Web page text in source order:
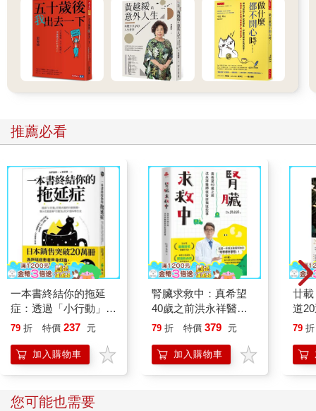
還是對於放下或者堅持
訴說得太少──
夏天還沒真正開始
而紫羅蘭，
有幾朵已採，而其餘凋殘？」
混淆菊花叢間，
她的陽傘，蒼白的氣球，
像一輪等待的月，在暗影中漂游。
她晦密的蕾絲和迷濛的長髮
在花園的日晷上蒸餾
陽光─繼而提煉，終於
如她所願再次穿上暗影。
輕輕柔柔卻突如其來，群星的
輝光包裹她的陽傘。
她聽見我的腳步在黝綠的暮光
「來吧，已經太晚，─太晚了
別一個人冒著暮光褪去的危險：
而她的倩語屬於夜晚，也屬於我。
推薦必看
一本書終結你的拖延
症：透過「小行動」打
開大腦的行動開關，懶
的37個科學方法
79 折 特價 237 元
加入購物車
腎臟求救中：真希望
40歲之前洪永祥醫師
就告訴我這些事
79 折 特價 379 元
加入購物車
廿
道
79 折
您可能也需要